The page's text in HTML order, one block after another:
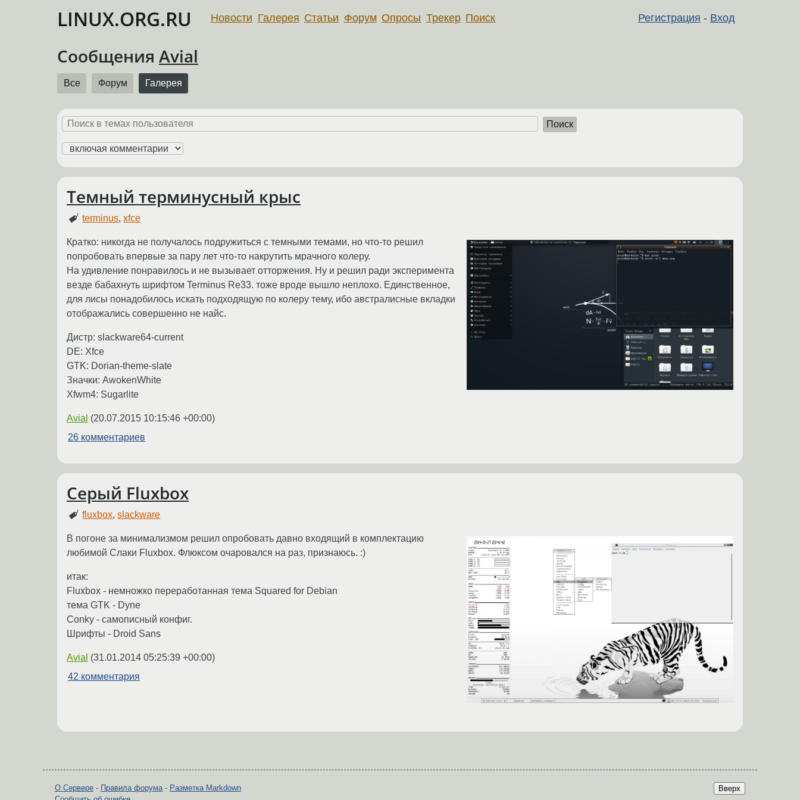
LINUX.ORG.RU Регистрация - Вход
Новости Галерея Статьи Форум Опросы Трекер Поиск
Сообщения Avial
Все Форум Галерея
Поиск
Темный терминусный крыс
terminus,xfce
Кратко: никогда не получалось подружиться с темными темами, но что-то решил
попробовать впервые за пару лет что-то накрутить мрачного колеру.
На удивление понравилось и не вызывает отторжения. Ну и решил ради эксперимента
везде бабахнуть шрифтом Terminus Re33. тоже вроде вышло неплохо. Единственное,
для лисы понадобилось искать подходящую по колеру тему, ибо австралисные вкладки
отображались совершенно не найс.
Дистр: slackware64-current
DE: Xfce
GTK: Dorian-theme-slate
Значки: AwokenWhite
Xfwm4: Sugarlite
Avial (20.07.2015 10:15:46 +00:00)
26 комментариев
Серый Fluxbox
fluxbox,slackware
В погоне за минимализмом решил опробовать давно входящий в комплектацию
любимой Cлаки Fluxbox. Флюксом очаровался на раз, признаюсь. :)
итак:
Fluxbox - немножко переработанная тема Squared for Debian
тема GTK - Dyne
Conky - самописный конфиг.
Шрифты - Droid Sans
Avial (31.01.2014 05:25:39 +00:00)
42 комментария
Вверх
О Сервере - Правила форума- Разметка Markdown